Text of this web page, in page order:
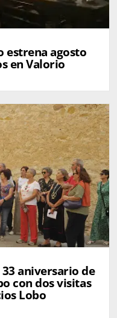
estrena agosto
en Valorio
aniversario de
con dos visitas
Lobo